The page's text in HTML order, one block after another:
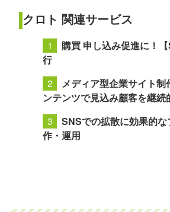
クロト 関連サービス
購買 申し込み促進に！
行
メディア型企業サイト制
ンテンツで見込み顧客を継続
SNSでの拡散に効果的
作・運用